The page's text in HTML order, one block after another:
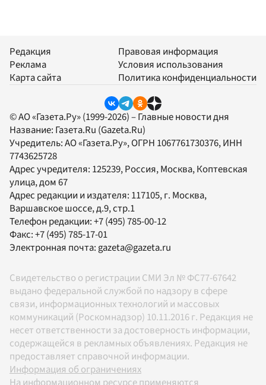
Редакция
Реклама
Карта сайта
Правовая информация
Условия использования
Политика конфиденциальности
© АО «Газета.Ру» (1999-2026) – Главные новости дня
Название: Газета.Ru (Gazeta.Ru)
Учредитель:АО «Газета.Ру», ОГРН 1067761730376, ИНН
7743625728
Адрес учредителя: 125239, Россия, Москва, Коптевская
улица, дом 67
Адрес редакции и издателя: 117105, г. Москва,
Варшавское шоссе, д.9, стр.1
Телефон редакции:+7 (495) 785-00-12
Факс:+7 (495) 785-17-01
Электронная почта:gazeta@gazeta.ru
Свидетельство о регистрации СМИ Эл № ФС77-67642
выдано федеральной службой по надзору в сфере
связи, информационных технологий и массовых
коммуникаций (Роскомнадзор) 10.11.2016 г. Редакция не
несет ответственности за достоверность информации,
содержащейся в рекламных объявлениях. Редакция не
предоставляет справочной информации.
Информация об ограничениях